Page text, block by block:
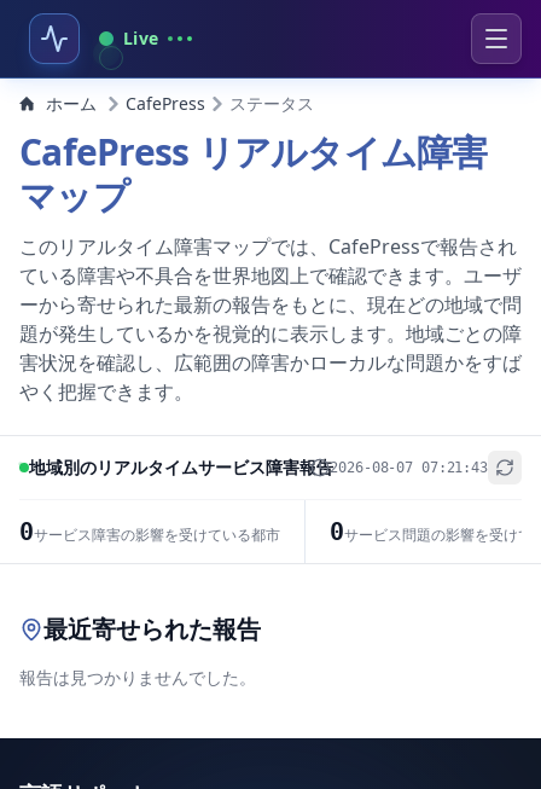
Live
ホーム CafePress ステータス
CafePress リアルタイム障害
マップ
このリアルタイム障害マップでは、CafePressで報告され
ている障害や不具合を世界地図上で確認できます。ユーザ
ーから寄せられた最新の報告をもとに、現在どの地域で問
題が発生しているかを視覚的に表示します。地域ごとの障
害状況を確認し、広範囲の障害かローカルな問題かをすば
やく把握できます。
地域別のリアルタイムサービス障害報告2026-08-07 07:21:43
0サービス障害の影響を受けている都市 0サービス問題の影響を受けて
+
最近寄せられた報告
報告は見つかりませんでした。